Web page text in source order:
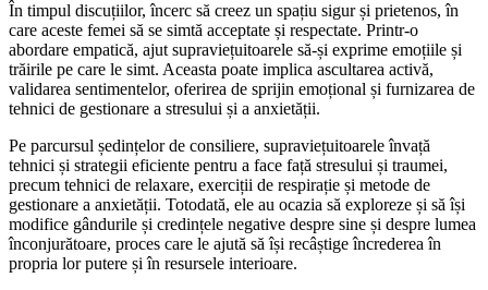
În timpul discuțiilor, încerc să creez un spațiu sigur și prietenos, în
care aceste femei să se simtă acceptate și respectate. Printr-o
abordare empatică, ajut supraviețuitoarele să-și exprime emoțiile și
trăirile pe care le simt. Aceasta poate implica ascultarea activă,
validarea sentimentelor, oferirea de sprijin emoțional și furnizarea de
tehnici de gestionare a stresului și a anxietății.
Pe parcursul ședințelor de consiliere, supraviețuitoarele învață
tehnici și strategii eficiente pentru a face față stresului și traumei,
precum tehnici de relaxare, exerciții de respirație și metode de
gestionare a anxietății. Totodată, ele au ocazia să exploreze și să își
modifice gândurile și credințele negative despre sine și despre lumea
înconjurătoare, proces care le ajută să își recâștige încrederea în
propria lor putere și în resursele interioare.